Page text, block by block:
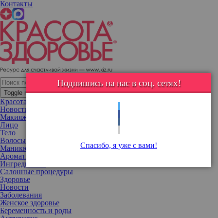
Контакты
Toggle navigation
Красота
Новости
Макияж
Лицо
Тело
Волосы
Маникюр
Ароматы
Ингредиенты
Салонные процедуры
Здоровье
Новости
Заболевания
Женское здоровье
Беременность и роды
Подпишись на нас в соц. сетях!
Спасибо, я уже с вами!
Это официально: Джуд Лоу стал отцом в шестой раз